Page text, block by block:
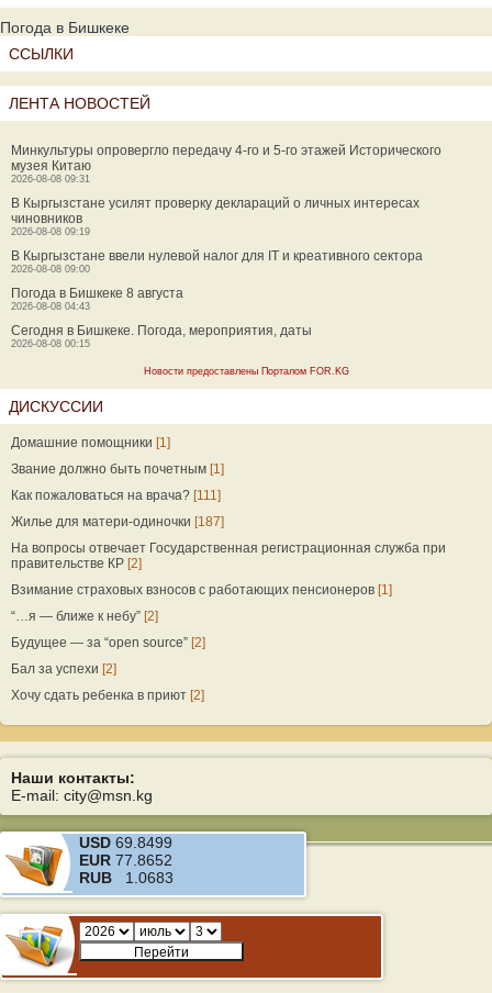
Погода в Бишкеке
ССЫЛКИ
ЛЕНТА НОВОСТЕЙ
Минкультуры опровергло передачу 4-го и 5-го этажей Исторического
музея Китаю
2026-08-08 09:31
В Кыргызстане усилят проверку деклараций о личных интересах
чиновников
2026-08-08 09:19
В Кыргызстане ввели нулевой налог для IT и креативного сектора
2026-08-08 09:00
Погода в Бишкеке 8 августа
2026-08-08 04:43
Сегодня в Бишкеке. Погода, мероприятия, даты
2026-08-08 00:15
Новости предоставлены Порталом FOR.KG
ДИСКУССИИ
Домашние помощники [1]
Звание должно быть почетным [1]
Как пожаловаться на врача? [111]
Жилье для матери-одиночки [187]
На вопросы отвечает Государственная регистрационная служба при
правительстве КР [2]
Взимание страховых взносов с работающих пенсионеров [1]
“…я — ближе к небу” [2]
Будущее — за “open source” [2]
Бал за успехи [2]
Хочу сдать ребенка в приют [2]
Наши контакты:
E-mail: city@msn.kg
USD 69.8499
EUR 77.8652
RUB 1.0683